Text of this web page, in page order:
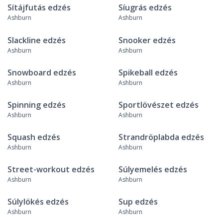
Sítájfutás edzés
Ashburn
Síugrás edzés
Ashburn
Slackline edzés
Ashburn
Snooker edzés
Ashburn
Snowboard edzés
Ashburn
Spikeball edzés
Ashburn
Spinning edzés
Ashburn
Sportlövészet edzés
Ashburn
Squash edzés
Ashburn
Strandröplabda edzés
Ashburn
Street-workout edzés
Ashburn
Súlyemelés edzés
Ashburn
Súlylökés edzés
Ashburn
Sup edzés
Ashburn